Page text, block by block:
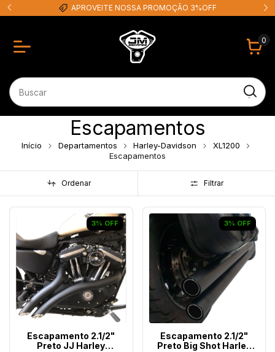
APROVEITE NOSSA PROMOÇÃO 3%OFF
0
Escapamentos
Início Departamentos Harley-Davidson
XL1200
Escapamentos
Ordenar Filtrar
3% OFF
Escapamento 2.1/2"
Preto JJ Harley
3% OFF
Escapamento 2.1/2"
Preto Big Shot Harley